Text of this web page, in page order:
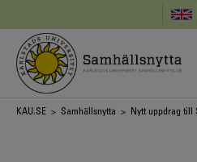
huvudinnehåll
Länkstig
KAU.SE > Samhällsnytta > Nytt uppdrag till